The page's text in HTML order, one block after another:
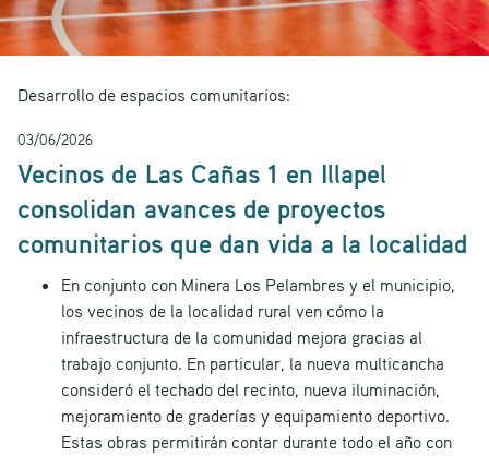
Desarrollo de espacios comunitarios:
03/06/2026
Vecinos de Las Cañas 1 en Illapel
consolidan avances de proyectos
comunitarios que dan vida a la localidad
En conjunto con Minera Los Pelambres y el municipio,
los vecinos de la localidad rural ven cómo la
infraestructura de la comunidad mejora gracias al
trabajo conjunto. En particular, la nueva multicancha
consideró el techado del recinto, nueva iluminación,
mejoramiento de graderías y equipamiento deportivo.
Estas obras permitirán contar durante todo el año con